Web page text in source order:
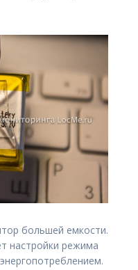
большей емкости.
настройки режима